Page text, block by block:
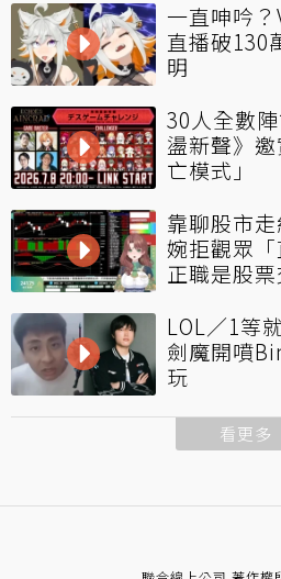
一直呻吟？
直播破130
明
30人全數
盪新聲》
亡模式」
靠聊股市
婉拒觀眾
正職是股
LOL／1等
劍魔開噴
玩
看更多